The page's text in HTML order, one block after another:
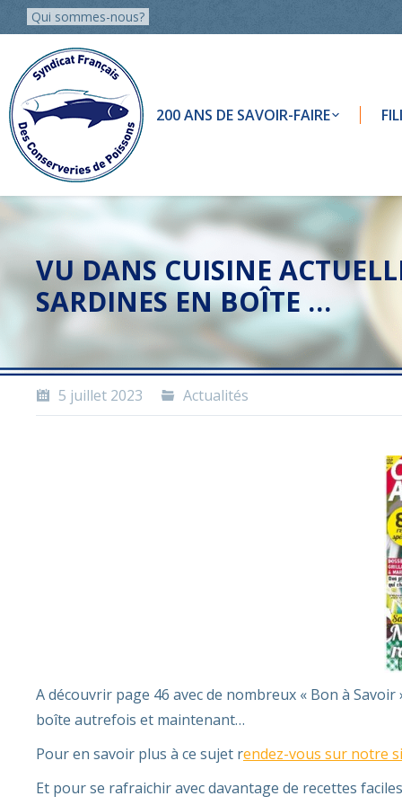
Qui sommes-nous?
200 ANS DE SAVOIR-FAIRE
VU DANS CUISINE
SARDINES EN BOÎTE …
5 juillet 2023 Actualités
A découvrir page 46 avec de nombreux « Bon à
boîte autrefois et maintenant…
Pour en savoir plus à ce sujet rendez-vous sur notre
Et pour se rafraichir avec davantage de recettes